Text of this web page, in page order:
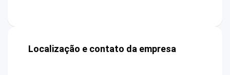
Localização e contato da empresa